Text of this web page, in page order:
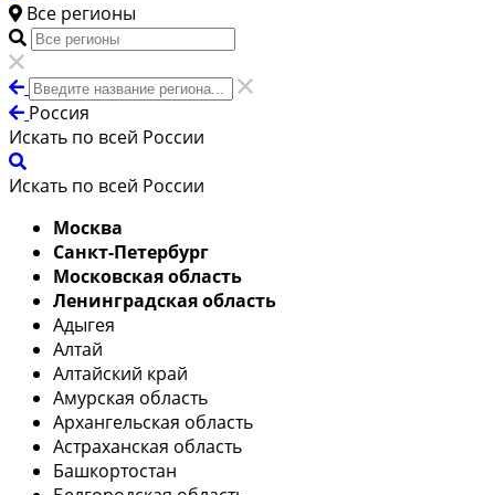
Все регионы
Россия
Искать по всей России
Искать по всей России
Москва
Санкт-Петербург
Московская область
Ленинградская область
Адыгея
Алтай
Алтайский край
Амурская область
Архангельская область
Астраханская область
Башкортостан